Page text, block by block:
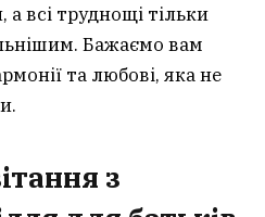
а всі труднощі тільки
Бажаємо вам
та любові, яка не
з